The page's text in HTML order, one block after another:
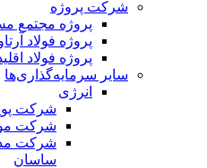
شرکت پروژه
پروژه مجتمع
پروژه فولاد
پروژه فولاد
سایر سرمایه‌گذاری‌ها
انرژی
شرکت
شرکت
شرکت
ساسان